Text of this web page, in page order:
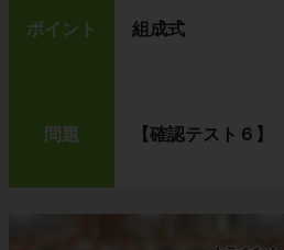
ポイント 組成式
問題 【確認テスト６】